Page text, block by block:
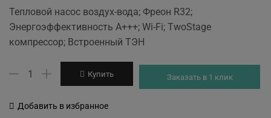
was:
290'790 грн.
price
is:
280'060 грн.
Тепловой насос воздух-вода; Фреон R32;
Энергоэффективность А+++; Wi-Fi; TwoStage
компресcор; Встроенный ТЭН
Количество
CH-
Купить Заказать в 1 клик
Добавить в избранное